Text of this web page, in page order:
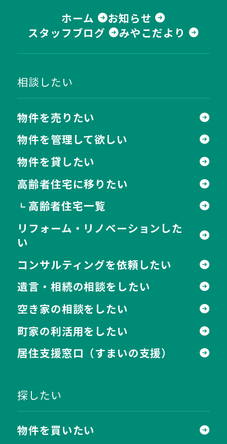
ホーム
お知らせ
スタッフブログ
みやこだより
相談したい
物件を売りたい
物件を管理して欲しい
物件を貸したい
高齢者住宅に移りたい
┗ 高齢者住宅一覧
リフォーム・リノベーションした
い
コンサルティングを依頼したい
遺言・相続の相談をしたい
空き家の相談をしたい
町家の利活用をしたい
居住支援窓口 （すまいの支援）
探したい
物件を買いたい